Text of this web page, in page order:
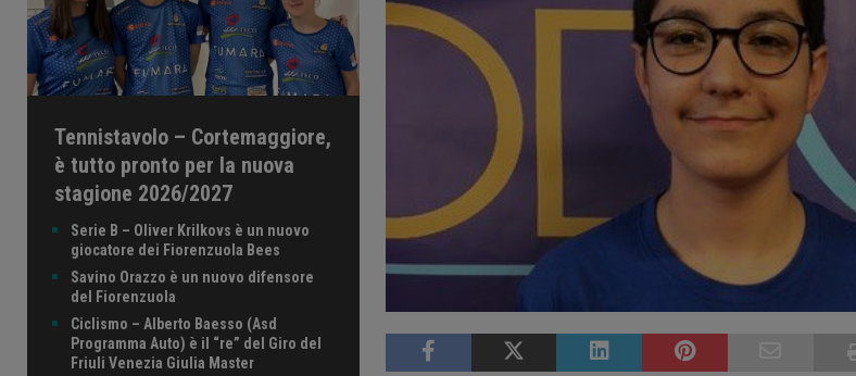
Tennistavolo – Cortemaggiore,
è tutto pronto per la nuova
stagione 2026/2027
Serie B – Oliver Krilkovs è un nuovo
giocatore dei Fiorenzuola Bees
Savino Orazzo è un nuovo difensore
del Fiorenzuola
Ciclismo – Alberto Baesso (Asd
Programma Auto) è il “re” del Giro del
Friuli Venezia Giulia Master